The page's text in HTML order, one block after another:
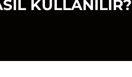
KULLANILIR?